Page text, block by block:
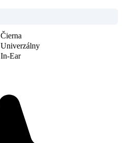
Čierna
Univerzálny
In-Ear